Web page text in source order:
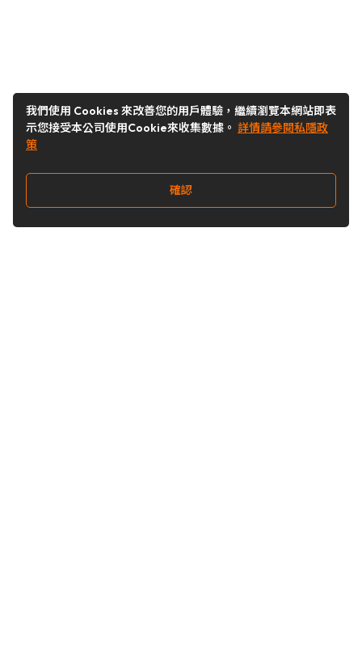
我們使用 Cookies 來改善您的用戶體驗，繼續瀏覽本網站即表
示您接受本公司使用Cookie來收集數據。 詳情請參閱私隱政
策
確認